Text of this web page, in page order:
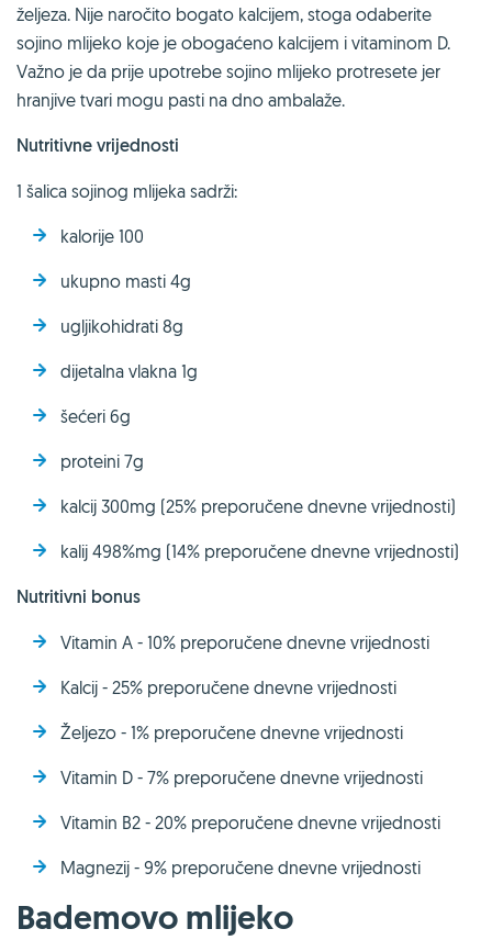
željeza. Nije naročito bogato kalcijem, stoga odaberite
sojino mlijeko koje je obogaćeno kalcijem i vitaminom D.
Važno je da prije upotrebe sojino mlijeko protresete jer
hranjive tvari mogu pasti na dno ambalaže.
Nutritivne vrijednosti
1 šalica sojinog mlijeka sadrži:
kalorije 100
ukupno masti 4g
ugljikohidrati 8g
dijetalna vlakna 1g
šećeri 6g
proteini 7g
kalcij 300mg (25% preporučene dnevne vrijednosti)
kalij 498%mg (14% preporučene dnevne vrijednosti)
Nutritivni bonus
Vitamin A - 10% preporučene dnevne vrijednosti
Kalcij - 25% preporučene dnevne vrijednosti
Željezo - 1% preporučene dnevne vrijednosti
Vitamin D - 7% preporučene dnevne vrijednosti
Vitamin B2 - 20% preporučene dnevne vrijednosti
Magnezij - 9% preporučene dnevne vrijednosti
Bademovo mlijeko